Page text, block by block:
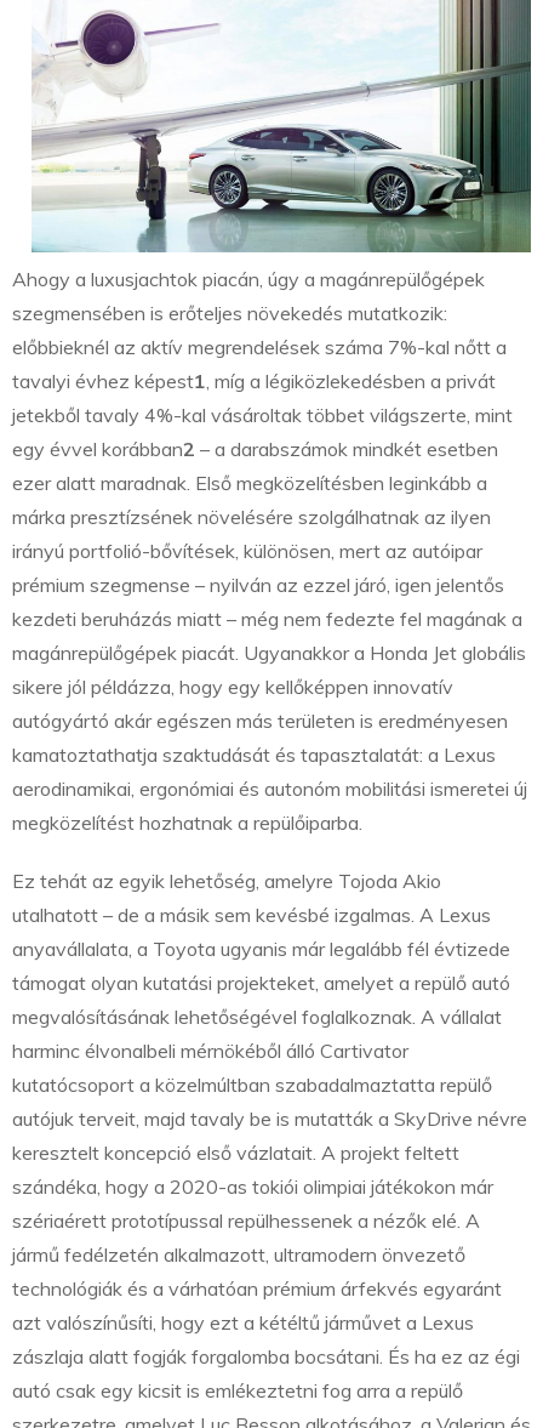
Ahogy a luxusjachtok piacán, úgy a magánrepülőgépek
szegmensében is erőteljes növekedés mutatkozik:
előbbieknél az aktív megrendelések száma 7%-kal nőtt a
tavalyi évhez képest1, míg a légiközlekedésben a privát
jetekből tavaly 4%-kal vásároltak többet világszerte, mint
egy évvel korábban2 – a darabszámok mindkét esetben
ezer alatt maradnak. Első megközelítésben leginkább a
márka presztízsének növelésére szolgálhatnak az ilyen
irányú portfolió-bővítések, különösen, mert az autóipar
prémium szegmense – nyilván az ezzel járó, igen jelentős
kezdeti beruházás miatt – még nem fedezte fel magának a
magánrepülőgépek piacát. Ugyanakkor a Honda Jet globális
sikere jól példázza, hogy egy kellőképpen innovatív
autógyártó akár egészen más területen is eredményesen
kamatoztathatja szaktudását és tapasztalatát: a Lexus
aerodinamikai, ergonómiai és autonóm mobilitási ismeretei új
megközelítést hozhatnak a repülőiparba.
Ez tehát az egyik lehetőség, amelyre Tojoda Akio
utalhatott – de a másik sem kevésbé izgalmas. A Lexus
anyavállalata, a Toyota ugyanis már legalább fél évtizede
támogat olyan kutatási projekteket, amelyet a repülő autó
megvalósításának lehetőségével foglalkoznak. A vállalat
harminc élvonalbeli mérnökéből álló Cartivator
kutatócsoport a közelmúltban szabadalmaztatta repülő
autójuk terveit, majd tavaly be is mutatták a SkyDrive névre
keresztelt koncepció első vázlatait. A projekt feltett
szándéka, hogy a 2020-as tokiói olimpiai játékokon már
szériaérett prototípussal repülhessenek a nézők elé. A
jármű fedélzetén alkalmazott, ultramodern önvezető
technológiák és a várhatóan prémium árfekvés egyaránt
azt valószínűsíti, hogy ezt a kétéltű járművet a Lexus
zászlaja alatt fogják forgalomba bocsátani. És ha ez az égi
autó csak egy kicsit is emlékeztetni fog arra a repülő